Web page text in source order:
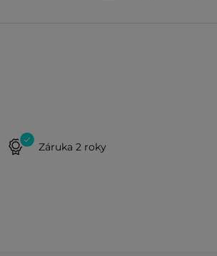
Záruka 2 roky